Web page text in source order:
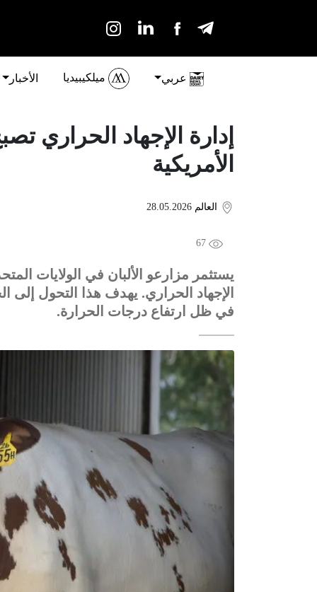
عربي ميلكيبيديا الأخبار
إدارة الإجهاد الحراري
الأمريكية
العالم 28.05.2026
67
يستثمر مزارعو الألبان في الولايات
الإجهاد الحراري. يهدف هذا التحول إلى
في ظل ارتفاع درجات الحرارة.